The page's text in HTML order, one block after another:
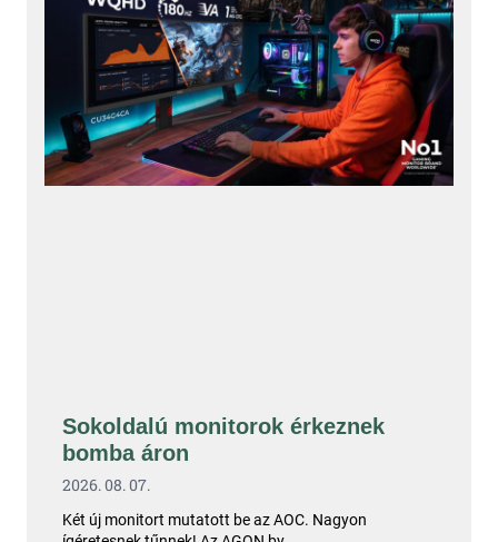
Sokoldalú monitorok érkeznek
bomba áron
2026. 08. 07.
Két új monitort mutatott be az AOC. Nagyon